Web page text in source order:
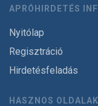
APRÓHIRDETÉS
Nyitólap
Regisztráció
Hirdetésfeladás
HASZNOS OLDALAK